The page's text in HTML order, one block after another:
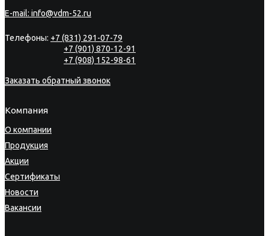
E-mail: info@vdm-52.ru
Телефоны: +7 (831) 291-07-79
+7 (901) 870-12-91
+7 (908) 152-98-61
Заказать обратный звонок
Компания
О компании
Продукция
Акции
Сертификаты
Новости
Вакансии